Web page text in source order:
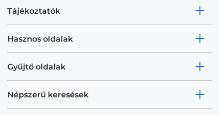
Tájékoztatók
Hasznos oldalak
Gyűjtő oldalak
Népszerű keresések